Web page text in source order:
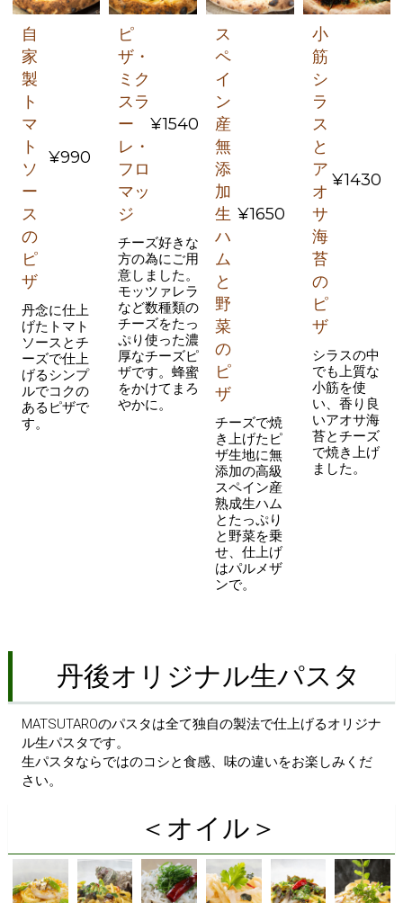
自
家
製
ト
マ
ト
ソ
ー
ス
の
ピ
ザ
¥990
丹念に仕上
げたトマト
ソースとチ
ーズで仕上
げるシンプ
ルでコクの
あるピザで
す。
ピ
ザ・
ミク
スラ
ー
レ・
フロ
マッ
ジ
¥1540
チーズ好きな
方の為にご用
意しました。
モッツァレラ
など数種類の
チーズをたっ
ぷり使った濃
厚なチーズピ
ザです。蜂蜜
をかけてまろ
やかに。
ス
ペ
イ
ン
産
無
添
加
生
ハ
ム
と
野
菜
の
ピ
ザ
¥1650
チーズで焼
き上げたピ
ザ生地に無
添加の高級
スペイン産
熟成生ハム
とたっぷり
と野菜を乗
せ、仕上げ
はパルメザ
ンで。
小
筋
シ
ラ
ス
と
ア
オ
サ
海
苔
の
ピ
ザ
¥1430
シラスの中
でも上質な
小筋を使
い、香り良
いアオサ海
苔とチーズ
で焼き上げ
ました。
丹後オリジナル生パスタ
MATSUTAROのパスタは全て独自の製法で仕上げるオリジナ
ル生パスタです。
生パスタならではのコシと食感、味の違いをお楽しみくだ
さい。
＜オイル＞